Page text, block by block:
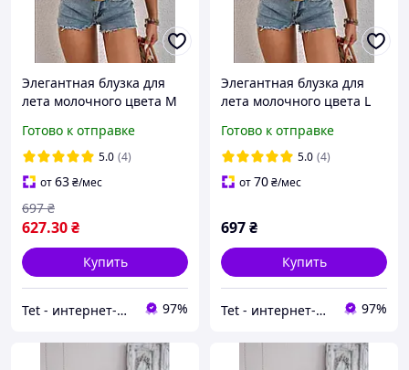
Элегантная блузка для
лета молочного цвета M
Готово к отправке
5.0 (4)
от63₴/мес
627.30₴
697 ₴
Купить
Tet - интернет-магазин женской одежды и аксессуаров 97%
Элегантная блузка для
лета молочного цвета L
Готово к отправке
5.0 (4)
от70₴/мес
697₴
Купить
Tet - интернет-магазин женской одежды и аксессуаров 97%